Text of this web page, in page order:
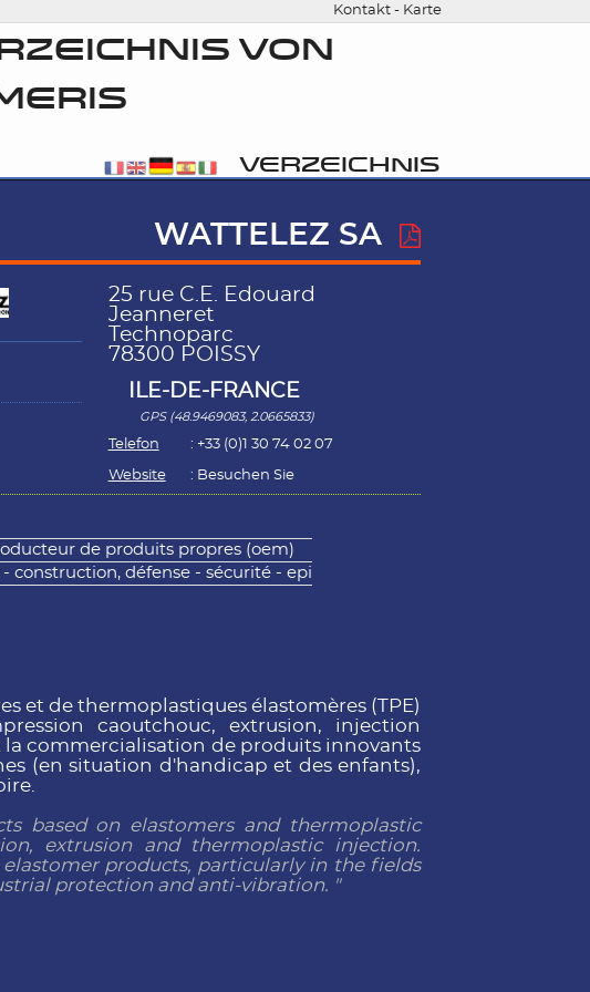
Kontakt- Karte
VON
VERZEICHNIS
WATTELEZ SA
25 rue C.E. Edouard
Jeanneret
Technoparc
78300 POISSY
ILE-DE-FRANCE
GPS (48.9469083, 2.0665833)
Telefon : +33 (0)1 30 74 02 07
Website : Besuchen Sie
de produits propres (oem)
construction, défense - sécurité - epi
et de thermoplastiques élastomères (TPE)
caoutchouc, extrusion, injection
commercialisation de produits innovants
(en situation d'handicap et des enfants),
based on elastomers and thermoplastic
extrusion and thermoplastic injection.
products, particularly in the fields
protection and anti-vibration. "